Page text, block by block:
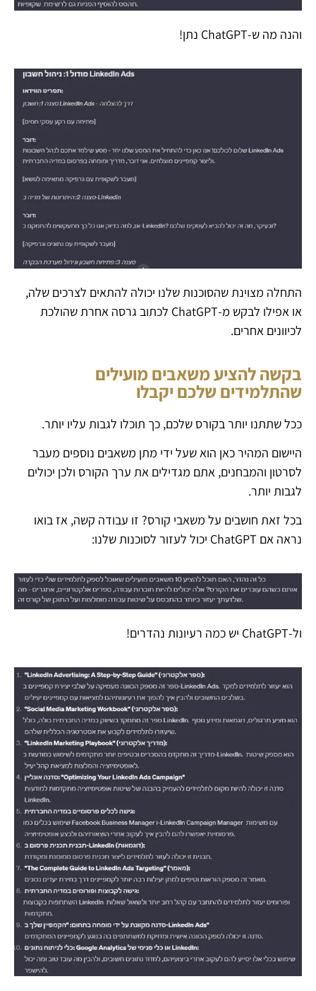
והנה מה ש-ChatGPT נתן!
התחלה מצוינת שהסוכנות שלנו יכולה להתאים לצרכים שלה,
או אפילו לבקש מ-ChatGPT לכתוב גרסה אחרת שהולכת
לכיוונים אחרים.
בקשה להציע משאבים מועילים
שהתלמידים שלכם יקבלו
ככל שתתנו יותר בקורס שלכם, כך תוכלו לגבות עליו יותר.
היישום המהיר כאן הוא שעל ידי מתן משאבים נוספים מעבר
לסרטון והמבחנים, אתם מגדילים את ערך הקורס ולכן יכולים
לגבות יותר.
בכל זאת חושבים על משאבי קורס? זו עבודה קשה, אז בואו
נראה אם ​​ChatGPT יכול לעזור לסוכנות שלנו:
ול-ChatGPT יש כמה רעיונות נהדרים!